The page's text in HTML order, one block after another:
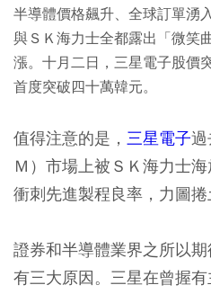
半導體價格飆升、全球訂單湧
與ＳＫ海力士全都露出「微笑
漲。十月二日，三星電子股價
首度突破四十萬韓元。
值得注意的是， 三星電子過
Ｍ）市場上被ＳＫ海力士
衝刺先進製程良率，力圖捲
證券和半導體業界之所以
有三大原因。三星在曾握